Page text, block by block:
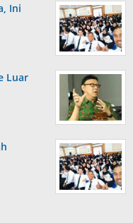
Ini
Luar